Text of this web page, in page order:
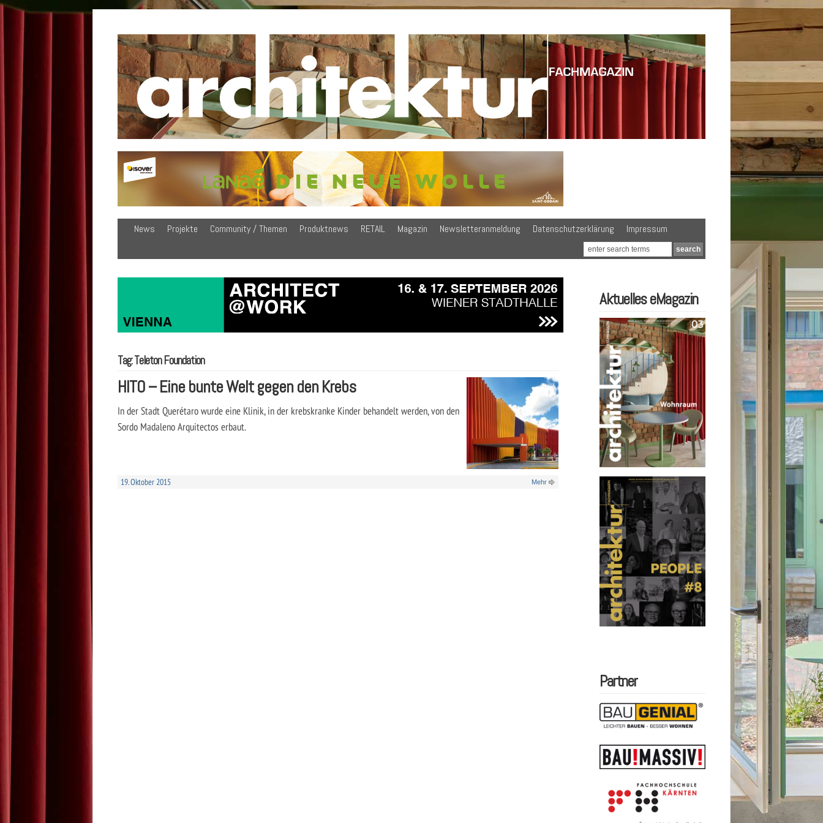
News Projekte Community / Themen Produktnews RETAIL Magazin Newsletteranmeldung Datenschutzerklärung Impressum
Tag: Teleton Foundation
HITO – Eine bunte Welt gegen den Krebs
In der Stadt Querétaro wurde eine Klinik, in der krebskranke Kinder behandelt werden, von den
Sordo Madaleno Arquitectos erbaut.
19. Oktober 2015 Mehr
Aktuelles eMagazin
Partner